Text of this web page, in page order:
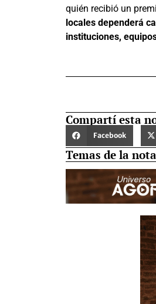
quién recibió un
locales dependerá
instituciones,
Compartí esta
Facebook
Temas de la